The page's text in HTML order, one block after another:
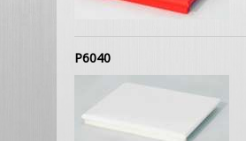
P6040